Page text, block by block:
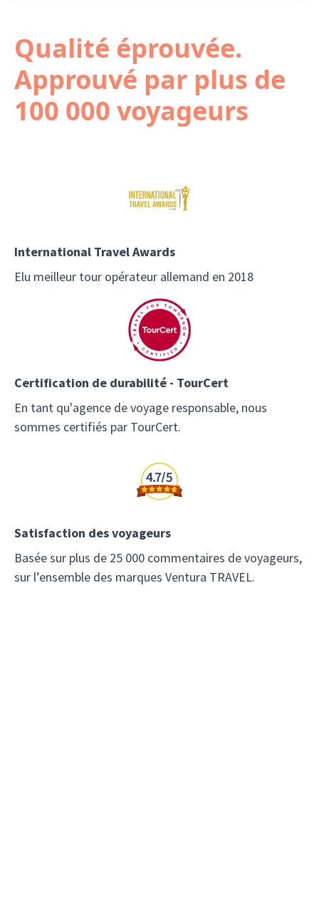
Qualité éprouvée.
Approuvé par plus de
100 000 voyageurs
International Travel Awards
Elu meilleur tour opérateur allemand en 2018
Certification de durabilité - TourCert
En tant qu'agence de voyage responsable, nous
sommes certifiés par TourCert.
Satisfaction des voyageurs
Basée sur plus de 25 000 commentaires de voyageurs,
sur l’ensemble des marques Ventura TRAVEL.